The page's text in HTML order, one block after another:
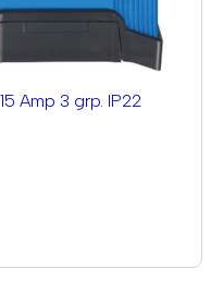
Amp 3 grp. IP22